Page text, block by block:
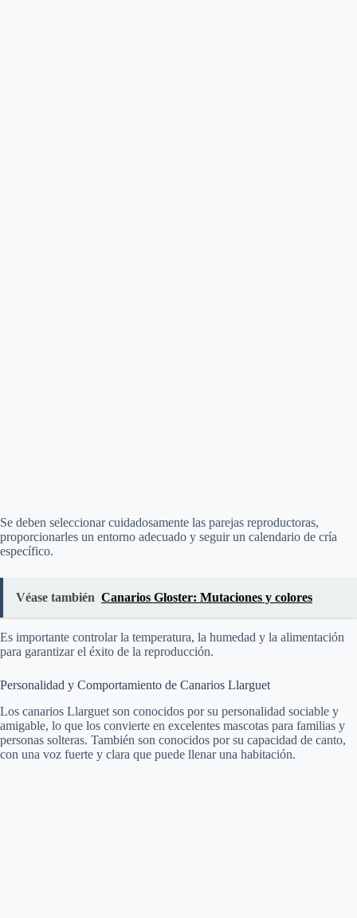
Se deben seleccionar cuidadosamente las parejas reproductoras,
proporcionarles un entorno adecuado y seguir un calendario de cría
específico.
Véase también Canarios Gloster: Mutaciones y colores
Es importante controlar la temperatura, la humedad y la alimentación
para garantizar el éxito de la reproducción.
Personalidad y Comportamiento de Canarios Llarguet
Los canarios Llarguet son conocidos por su personalidad sociable y
amigable, lo que los convierte en excelentes mascotas para familias y
personas solteras. También son conocidos por su capacidad de canto,
con una voz fuerte y clara que puede llenar una habitación.